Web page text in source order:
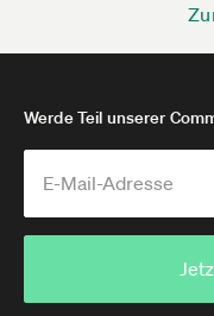
Werde Teil unserer